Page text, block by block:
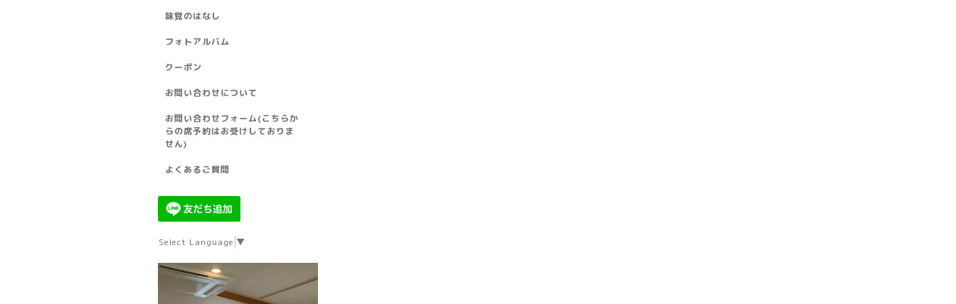
味覚のはなし
フォトアルバム
クーポン
お問い合わせについて
お問い合わせフォーム(こちらか
らの席予約はお受けしておりま
せん)
よくあるご質問
Select Language ▼